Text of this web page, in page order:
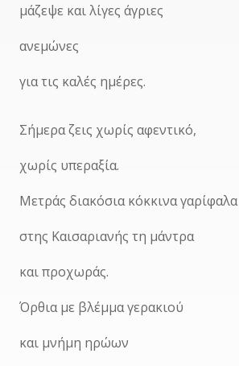
μάζεψε και λίγες άγριες
ανεμώνες
για τις καλές ημέρες.
Σήμερα ζεις χωρίς αφεντικό,
χωρίς υπεραξία.
Μετράς διακόσια κόκκινα γαρίφαλα
στης Καισαριανής τη μάντρα
και προχωράς.
Όρθια με βλέμμα γερακιού
και μνήμη ηρώων